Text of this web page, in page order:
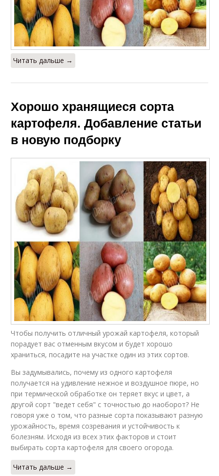
Читать дальше →
Хорошо хранящиеся сорта
картофеля. Добавление статьи
в новую подборку
Чтобы получить отличный урожай картофеля, который
порадует вас отменным вкусом и будет хорошо
храниться, посадите на участке один из этих сортов.
Вы задумывались, почему из одного картофеля
получается на удивление нежное и воздушное пюре, но
при термической обработке он теряет вкус и цвет, а
другой сорт "ведет себя" с точностью до наоборот? Не
говоря уже о том, что разные сорта показывают разную
урожайность, время созревания и устойчивость к
болезням. Исходя из всех этих факторов и стоит
выбирать сорта картофеля для своего огорода.
Читать дальше →